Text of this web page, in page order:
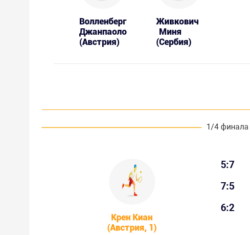
Волленберг
Джанпаоло
(Австрия)
Живкович
Миня
(Сербия)
1/4 финала
Крен Киан
(Австрия, 1)
5:7
7:5
6:2